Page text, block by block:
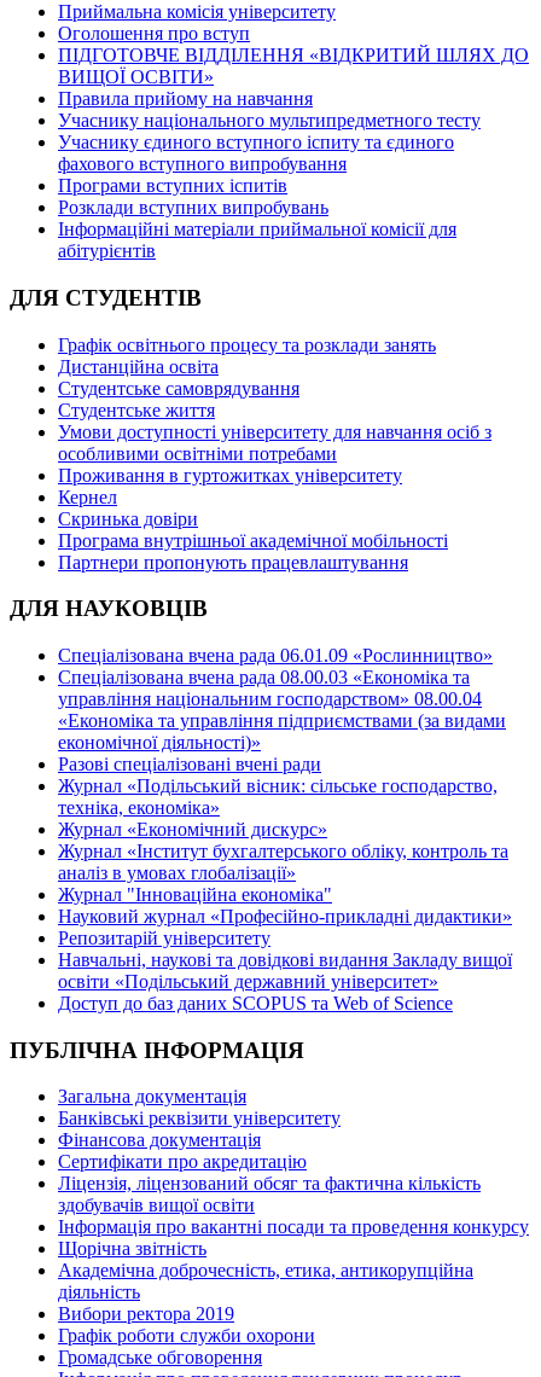
Приймальна комісія університету
Оголошення про вступ
ПІДГОТОВЧЕ ВІДДІЛЕННЯ «ВІДКРИТИЙ ШЛЯХ ДО
ВИЩОЇ ОСВІТИ»
Правила прийому на навчання
Учаснику національного мультипредметного тесту
Учаснику єдиного вступного іспиту та єдиного
фахового вступного випробування
Програми вступних іспитів
Розклади вступних випробувань
Інформаційні матеріали приймальної комісії для
абітурієнтів
ДЛЯ СТУДЕНТІВ
Графік освітнього процесу та розклади занять
Дистанційна освіта
Студентське самоврядування
Студентське життя
Умови доступності університету для навчання осіб з
особливими освітніми потребами
Проживання в гуртожитках університету
Кернел
Скринька довіри
Програма внутрішньої академічної мобільності
Партнери пропонують працевлаштування
ДЛЯ НАУКОВЦІВ
Спеціалізована вчена рада 06.01.09 «Рослинництво»
Спеціалізована вчена рада 08.00.03 «Економіка та
управління національним господарством» 08.00.04
«Економіка та управління підприємствами (за видами
економічної діяльності)»
Разові спеціалізовані вчені ради
Журнал «Подільський вісник: сільське господарство,
техніка, економіка»
Журнал «Економічний дискурс»
Журнал «Інститут бухгалтерського обліку, контроль та
аналіз в умовах глобалізації»
Журнал "Інноваційна економіка"
Науковий журнал «Професійно-прикладні дидактики»
Репозитарій університету
Навчальні, наукові та довідкові видання Закладу вищої
освіти «Подільський державний університет»
Доступ до баз даних SCOPUS та Web of Science
ПУБЛІЧНА ІНФОРМАЦІЯ
Загальна документація
Банківські реквізити університету
Фінансова документація
Сертифікати про акредитацію
Ліцензія, ліцензований обсяг та фактична кількість
здобувачів вищої освіти
Інформація про вакантні посади та проведення конкурсу
Щорічна звітність
Академічна доброчесність, етика, антикорупційна
діяльність
Вибори ректора 2019
Графік роботи служби охорони
Громадське обговорення